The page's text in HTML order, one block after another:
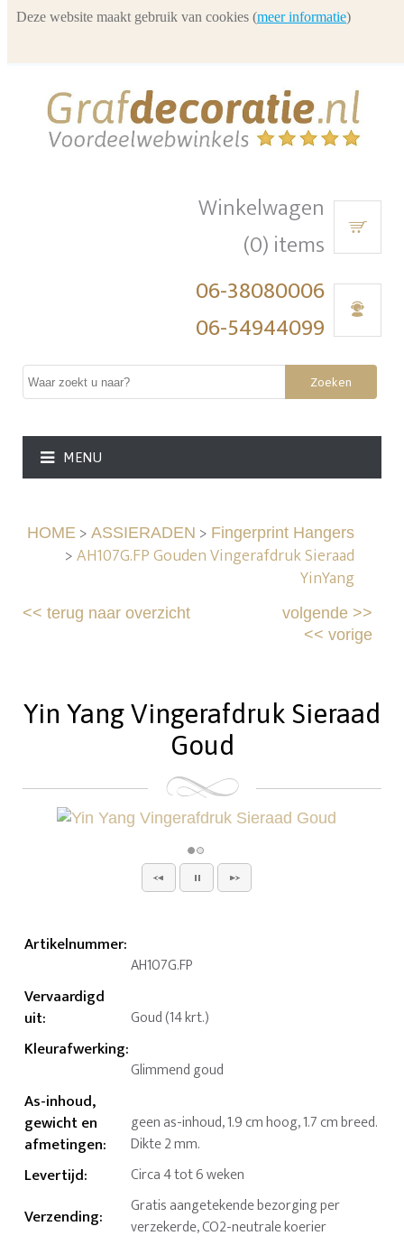
Winkelwagen
(0) items
06-38080006
06-54944099
Zoeken
MENU
HOME> ASSIERADEN > Fingerprint Hangers
>AH107G.FP Gouden Vingerafdruk Sieraad
YinYang
<<terug naar overzicht volgende>>
<< vorige
Yin Yang Vingerafdruk Sieraad
Goud
Artikelnummer:
AH107G.FP
Vervaardigd
uit: Goud (14 krt.)
Kleurafwerking:
Glimmend goud
As-inhoud,
gewicht en
afmetingen:
geen as-inhoud, 1.9 cm hoog, 1.7 cm breed.
Dikte 2 mm.
Levertijd: Circa 4 tot 6 weken
Verzending:
Gratis aangetekende bezorging per
verzekerde, CO2-neutrale koerier
Deze website maakt gebruik van cookies (meer informatie)